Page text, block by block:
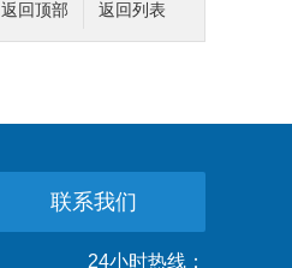
返回列表
返回顶部
联系我们
24小时热线：